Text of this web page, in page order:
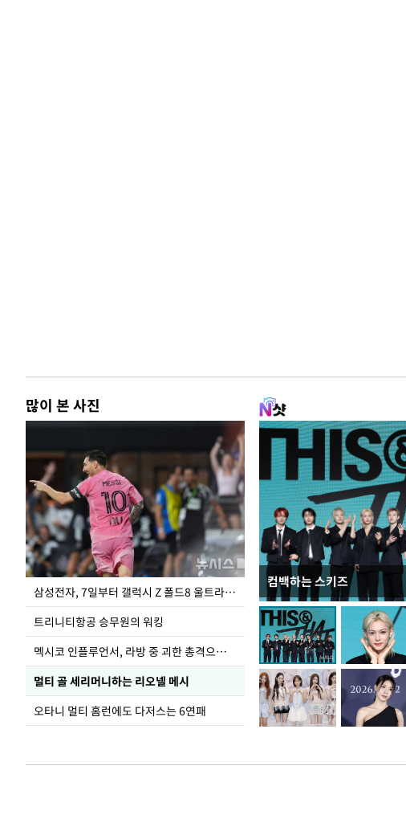
많이 본 사진
삼성전자, 7일부터 갤럭시 Z 폴드8 울트라·폴드8·플립8 출시
트리니티항공 승무원의 워킹
멕시코 인플루언서, 라방 중 괴한 총격으로 사망
멀티 골 세리머니하는 리오넬 메시
오타니 멀티 홈런에도 다저스는 6연패
컴백하는 스키즈
입추 하루 앞둔 전남광주…
폭염